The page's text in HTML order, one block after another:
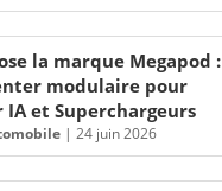
la marque Megapod :
modulaire pour
IA et Superchargeurs
| 24 juin 2026